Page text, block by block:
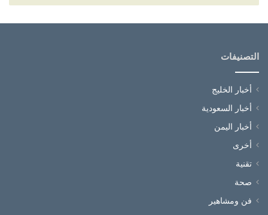
التصنيفات
أخبار الخليج
أخبار السعودية
أخبار اليمن
أخرى
تقنية
صحة
فن ومشاهير